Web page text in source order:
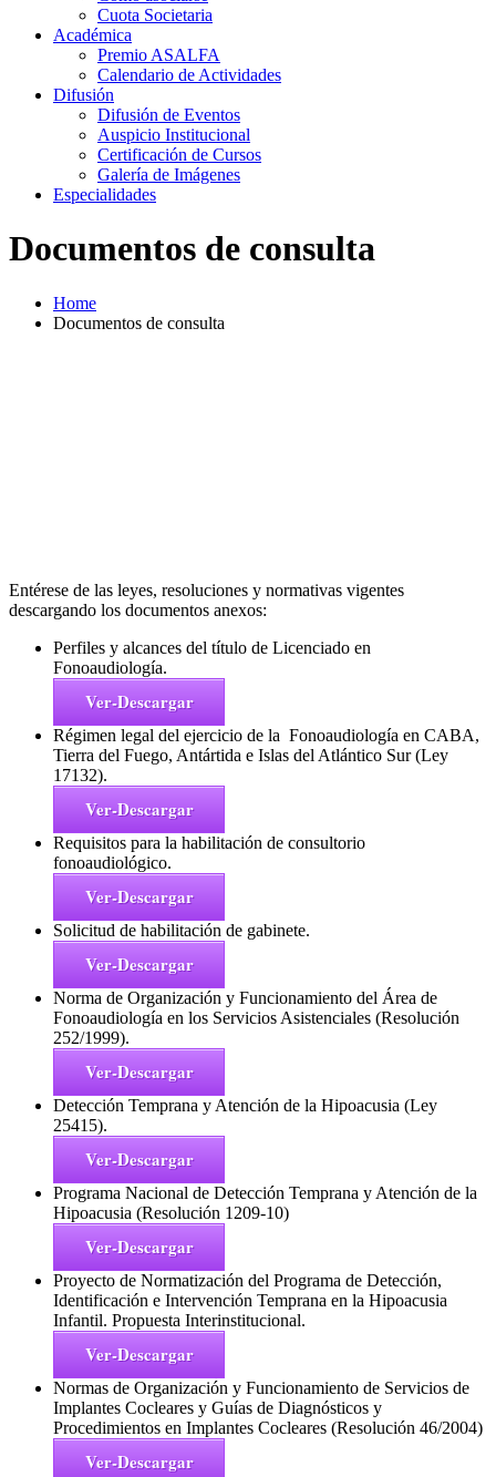
Cuota Societaria
Académica
Premio ASALFA
Calendario de Actividades
Difusión
Difusión de Eventos
Auspicio Institucional
Certificación de Cursos
Galería de Imágenes
Especialidades
Documentos de consulta
Home
Documentos de consulta
Entérese de las leyes, resoluciones y normativas vigentes
descargando los documentos anexos:
Perfiles y alcances del título de Licenciado en
Fonoaudiología.
Ver-Descargar
Régimen legal del ejercicio de la Fonoaudiología en CABA,
Tierra del Fuego, Antártida e Islas del Atlántico Sur (Ley
17132).
Ver-Descargar
Requisitos para la habilitación de consultorio
fonoaudiológico.
Ver-Descargar
Solicitud de habilitación de gabinete.
Ver-Descargar
Norma de Organización y Funcionamiento del Área de
Fonoaudiología en los Servicios Asistenciales (Resolución
252/1999).
Ver-Descargar
Detección Temprana y Atención de la Hipoacusia (Ley
25415).
Ver-Descargar
Programa Nacional de Detección Temprana y Atención de la
Hipoacusia (Resolución 1209-10)
Ver-Descargar
Proyecto de Normatización del Programa de Detección,
Identificación e Intervención Temprana en la Hipoacusia
Infantil. Propuesta Interinstitucional.
Ver-Descargar
Normas de Organización y Funcionamiento de Servicios de
Implantes Cocleares y Guías de Diagnósticos y
Procedimientos en Implantes Cocleares (Resolución 46/2004)
Ver-Descargar